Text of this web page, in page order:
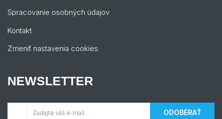
Spracovanie osobných údajov
Kontakt
Zmeniť nastavenia cookies
NEWSLETTER
ODOBERAŤ